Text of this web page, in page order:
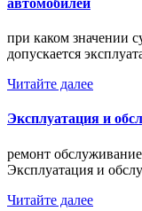
при каком значении
допускается
Читайте далее
Эксплуатация и
ремонт
Эксплуатация и
Читайте далее